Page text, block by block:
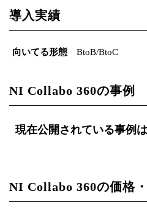
導入実績
向いてる形態 BtoB/BtoC
NI Collabo 360の事例
現在公開されている事例
NI Collabo 360の価格